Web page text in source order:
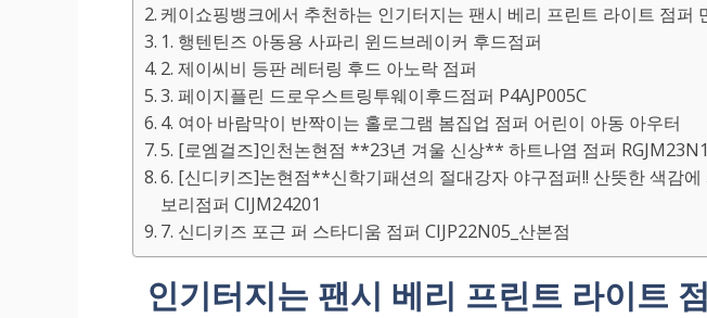
케이쇼핑뱅크에서 추천하는 인기터지는 팬시 베리 프린트 라이트 점퍼
1. 행텐틴즈 아동용 사파리 윈드브레이커 후드점퍼
2. 제이씨비 등판 레터링 후드 아노락 점퍼
3. 페이지플린 드로우스트링투웨이후드점퍼 P4AJP005C
4. 여아 바람막이 반짝이는 홀로그램 봄집업 점퍼 어린이 아동 아우터
5. [로엠걸즈]인천논현점 **23년 겨울 신상** 하트나염 점퍼
6. [신디키즈]논현점**신학기패션의 절대강자 야구점퍼!! 산뜻한 색감에
보리점퍼 CIJM24201
7. 신디키즈 포근 퍼 스타디움 점퍼 CIJP22N05_산본점
인기터지는 팬시 베리 프린트 라이트